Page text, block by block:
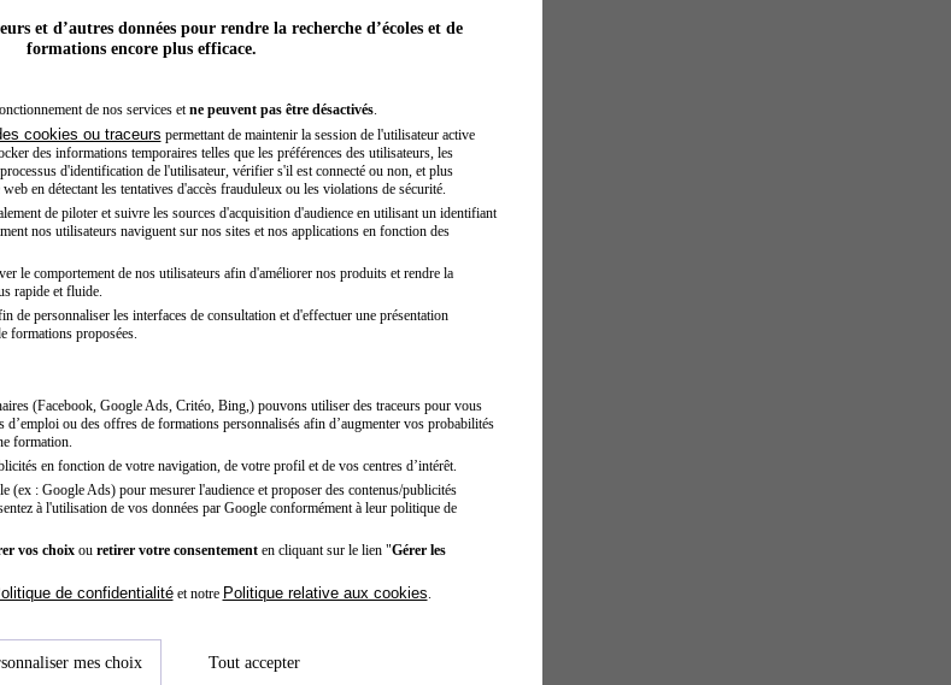
et d’autres données pour rendre la recherche d’écoles et de
formations encore plus efficace.
de nos services et ne peuvent pas être désactivés.
cookies ou traceurs permettant de maintenir la session de l'utilisateur active
des informations temporaires telles que les préférences des utilisateurs, les
d'identification de l'utilisateur, vérifier s'il est connecté ou non, et plus
en détectant les tentatives d'accès frauduleux ou les violations de sécurité.
de piloter et suivre les sources d'acquisition d'audience en utilisant un identifiant
nos utilisateurs naviguent sur nos sites et nos applications en fonction des
le comportement de nos utilisateurs afin d'améliorer nos produits et rendre la
rapide et fluide.
de personnaliser les interfaces de consultation et d'effectuer une présentation
formations proposées.
(Facebook, Google Ads, Critéo, Bing,) pouvons utiliser des traceurs pour vous
ou des offres de formations personnalisés afin d’augmenter vos probabilités
formation.
en fonction de votre navigation, de votre profil et de vos centres d’intérêt.
(ex : Google Ads) pour mesurer l'audience et proposer des contenus/publicités
à l'utilisation de vos données par Google conformément à leur politique de
vos choixou retirer votre consentementen cliquant sur le lien "Gérer les
de confidentialitéet notre Politique relative aux cookies
mes choix Tout accepter